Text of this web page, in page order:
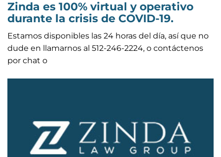
Zinda es 100% virtual y operativo
durante la crisis de COVID-19.
Estamos disponibles las 24 horas del día, así que no
dude en llamarnos al 512-246-2224, o contáctenos
por chat o